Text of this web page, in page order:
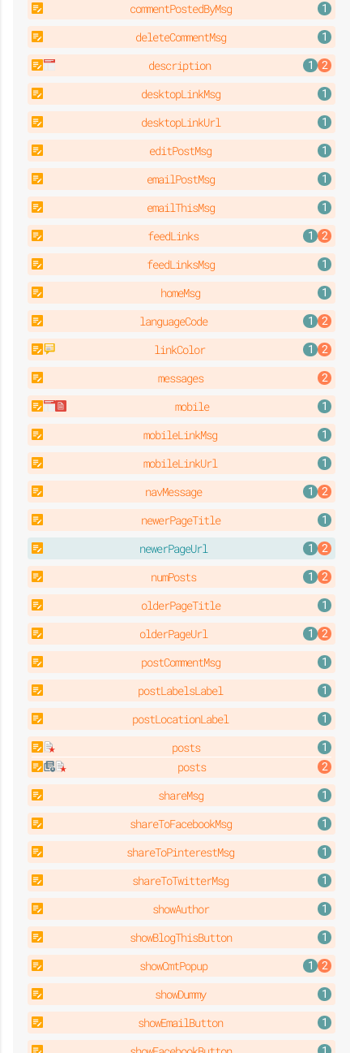
commentPostedByMsg
deleteCommentMsg
description
desktopLinkMsg
desktopLinkUrl
editPostMsg
emailPostMsg
emailThisMsg
feedLinks
feedLinksMsg
homeMsg
languageCode
linkColor
messages
mobile
mobileLinkMsg
mobileLinkUrl
navMessage
newerPageTitle
newerPageUrl
numPosts
olderPageTitle
olderPageUrl
postCommentMsg
postLabelsLabel
postLocationLabel
posts
posts
shareMsg
shareToFacebookMsg
shareToPinterestMsg
shareToTwitterMsg
showAuthor
showBlogThisButton
showCmtPopup
showDummy
showEmailButton